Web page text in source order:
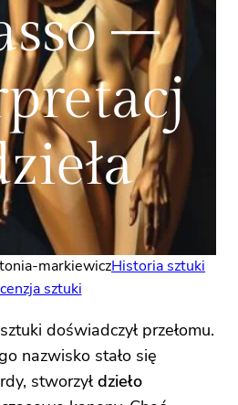
–
markiewiczHistoria sztuki
sztuki
doświadczył przełomu.
nazwisko stało się
stworzyłdzieło